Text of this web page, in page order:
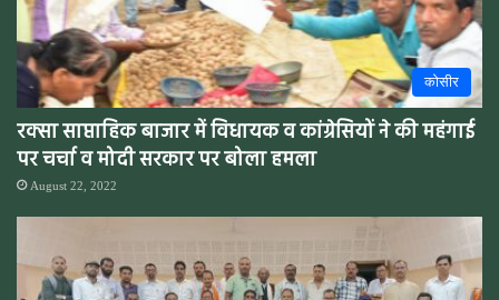
कोसीर
रक्सा साप्ताहिक बाजार में विधायक व कांग्रेसियों ने की महंगाई
पर चर्चा व मोदी सरकार पर बोला हमला
August 22, 2022